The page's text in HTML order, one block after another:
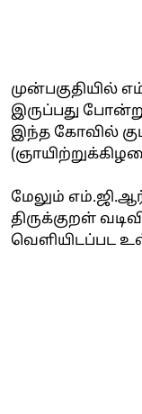
முன்பகுதியில்
இருப்பது
இந்த கோவில்
மேலும்
திருக்குறள்
வெளியிடப்பட